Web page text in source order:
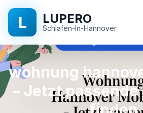
L LUPERO
Schlafen-In-Hannover
Startseite
Blog
wohnung
– Jetzt passende